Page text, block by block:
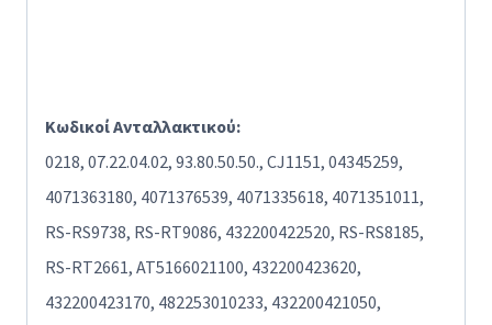
Κωδικοί Ανταλλακτικού:
0218, 07.22.04.02, 93.80.50.50., CJ1151, 04345259,
4071363180, 4071376539, 4071335618, 4071351011,
RS-RS9738, RS-RT9086, 432200422520, RS-RS8185,
RS-RT2661, AT5166021100, 432200423620,
432200423170, 482253010233, 432200421050,